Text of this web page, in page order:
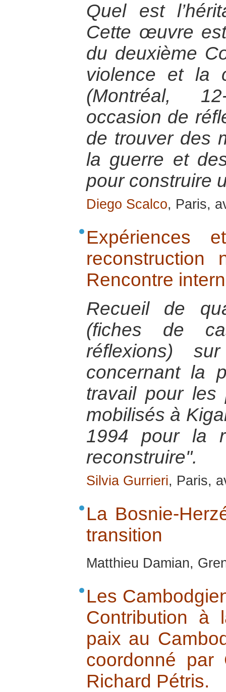
Quel est
Cette œuvre
du deuxième
violence et la
(Montréal,
occasion de
de trouver des
la guerre et
pour construire
Diego Scalco, Paris,
Expériences
Rencontre
Recueil de
(fiches de
réflexions)
concernant la
travail pour les
mobilisés à
1994 pour la
reconstruire".
Silvia Gurrieri, Paris,
La Bosnie-
transition
Matthieu Damian,
Les
Contribution à
paix au
coordonné par
Richard Pétris.